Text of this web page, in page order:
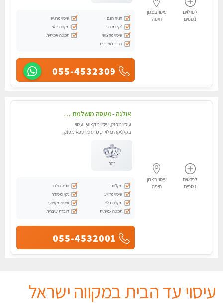
לפרטים
נוספים
עיסוי בצפון
חיפה
חניה חינם
עיסוי מרגיע
נקי ומסודר
מקום פרטי
עיסוי מקצועי
תמונה אמיתית
דוברת עיברית
055-4532309
לפרטים
נוספים
עיסוי בצפון
חיפה
אולגה - מעסה מושלמת חדשה בעיר ! בחיפה טל - 052-5738058
עיסוי מפנק, עיסוי מקצועי, עיסוי
בקלניקה פרטית, מתחמי ספא מפנק,
עיסוי טנטרה
זהב
מקלחת
חניה חינם
עיסוי מרגיע
נקי ומסודר
מקום פרטי
עיסוי מקצועי
תמונה אמיתית
דוברת עיברית
055-4532001
עיסוי עד הבית במקווה ישראל